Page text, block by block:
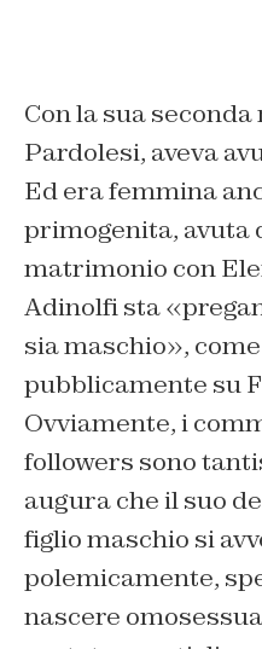
Con la sua
Pardolesi, aveva
Ed era femmina
primogenita, avuta
matrimonio con
Adinolfi sta
sia maschio»,
pubblicamente su
Ovviamente, i
followers sono
augura che il suo
figlio maschio si
polemicamente,
nascere